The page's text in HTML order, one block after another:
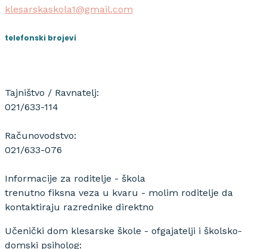
klesarskaskola1@gmail.com
telefonski brojevi
Tajništvo / Ravnatelj:
021/633-114
Računovodstvo:
021/633-076
Informacije za roditelje - škola
trenutno fiksna veza u kvaru - molim roditelje da
kontaktiraju razrednike direktno
Učenički dom klesarske škole - ofgajatelji i školsko-
domski psiholog: